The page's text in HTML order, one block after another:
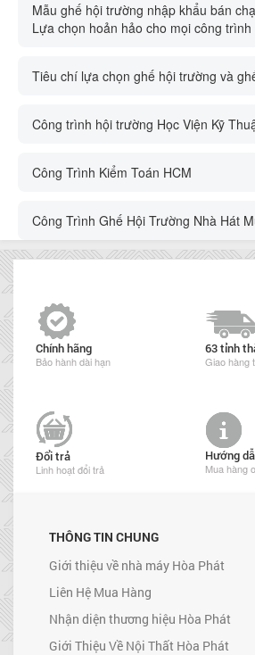
Mẫu ghế hội trường nhập khẩu bán
Lựa chọn hoản hảo cho mọi công trình
Tiêu chí lựa chọn ghế hội trường và
Công trình hội trường Học Viện Kỹ
Công Trình Kiểm Toán HCM
Công Trình Ghế Hội Trường Nhà Hát
Chính hãng
Bảo hành dài hạn
63 tỉnh
Giao hàng
Đổi trả
Linh hoạt đổi trả
Hướng
Mua hàng
THÔNG TIN CHUNG
Giới thiệu về nhà máy Hòa Phát
Liên Hệ Mua Hàng
Nhận diện thương hiệu Hòa Phát
Giới Thiệu Về Nội Thất Hòa Phát